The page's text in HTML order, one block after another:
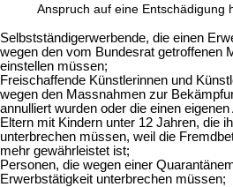
Anspruch auf eine Entschädigung
Selbstständigerwerbende, die einen
wegen den vom Bundesrat getroffenen
einstellen müssen;
Freischaffende Künstlerinnen und
wegen den Massnahmen zur
annulliert wurden oder die einen
Eltern mit Kindern unter 12 Jahren, die
unterbrechen müssen, weil die
mehr gewährleistet ist;
Personen, die wegen einer
Erwerbstätigkeit unterbrechen müssen;